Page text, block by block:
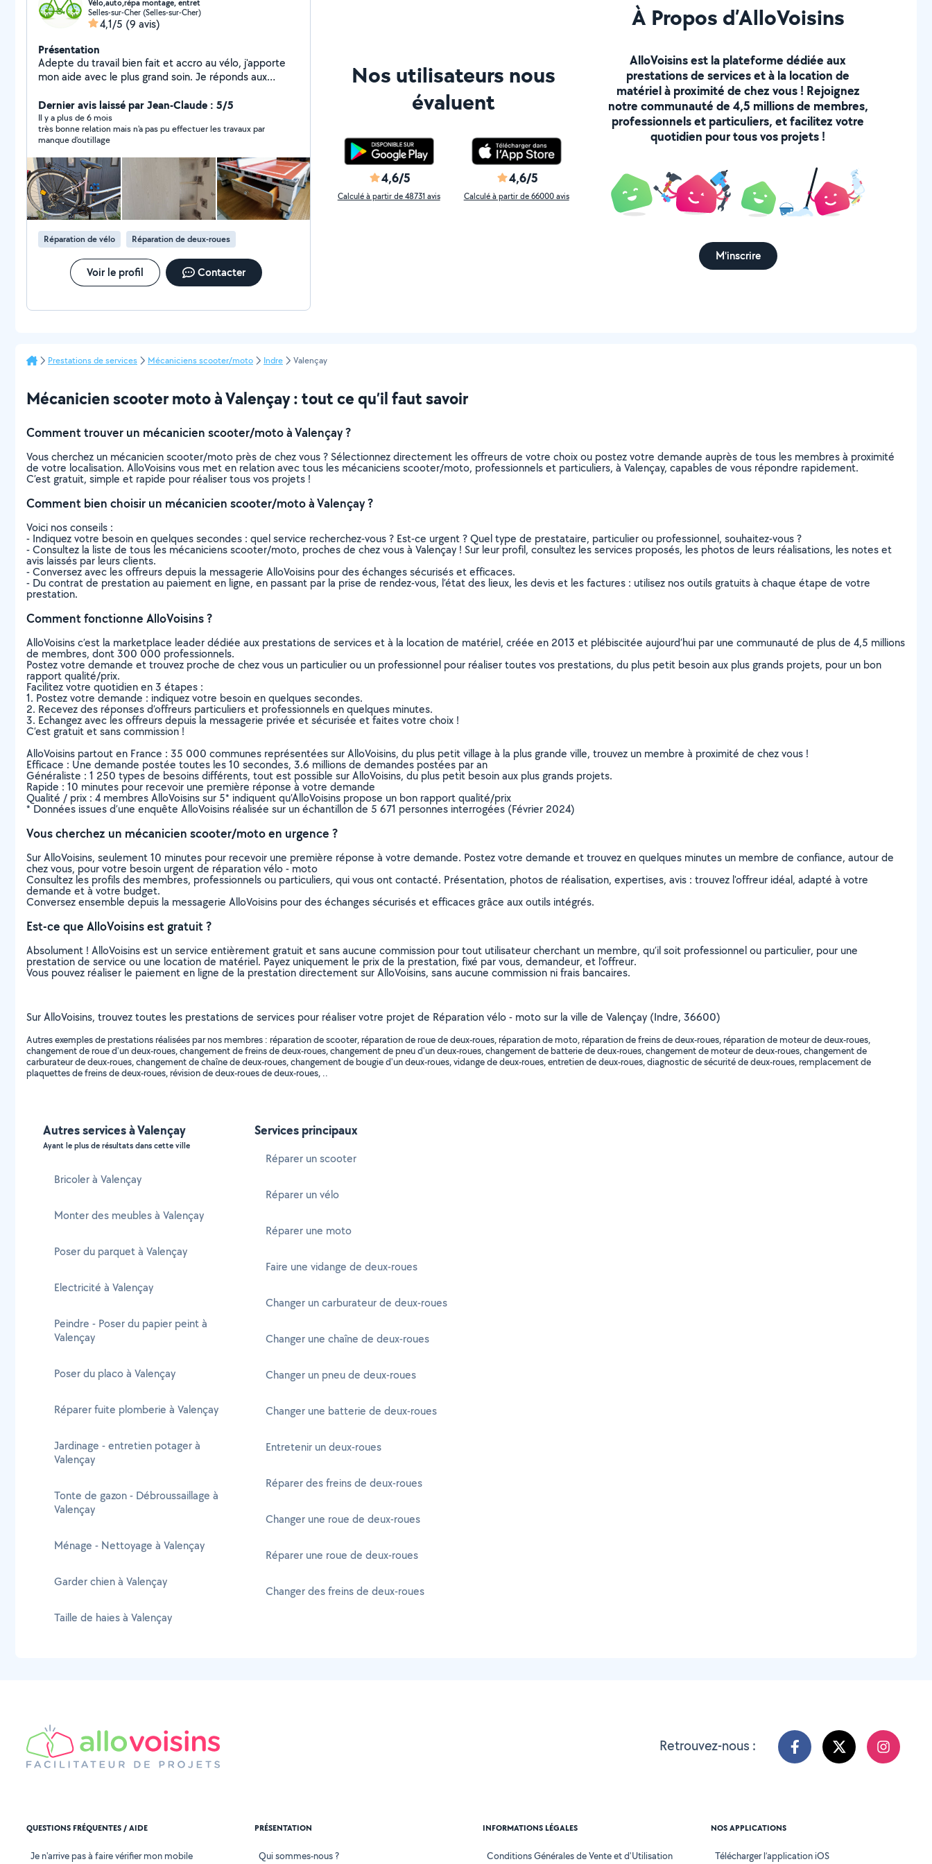
Vélo,auto,répa montage, entret
Selles-sur-Cher (Selles-sur-Cher)
4,1/5 (9 avis)
Présentation
Adepte du travail bien fait et accro au vélo, j'apporte
mon aide avec le plus grand soin. Je réponds aux
tondeuse, meuble. Disponible rapidement, n'hésitez
pas à me contacter. J'apprécie de travailler en binôme.
Dernier avis laissé par Jean-Claude : 5/5
Il y a plus de 6 mois
très bonne relation mais n'a pas pu effectuer les travaux par
manque d'outillage
Réparation de vélo Réparation de deux-roues
Voir le profil Contacter
Nos utilisateurs nous
évaluent
4,6/5
Calculé à partir de 48731 avis
4,6/5
Calculé à partir de 66000 avis
À Propos d’AlloVoisins
AlloVoisins est la plateforme dédiée aux
prestations de services et à la location de
matériel à proximité de chez vous ! Rejoignez
notre communauté de 4,5 millions de membres,
professionnels et particuliers, et facilitez votre
quotidien pour tous vos projets !
M'inscrire
Prestations de services Mécaniciens scooter/moto Indre Valençay
Mécanicien scooter moto à Valençay : tout ce qu’il faut savoir
Comment trouver un mécanicien scooter/moto à Valençay ?
Vous cherchez un mécanicien scooter/moto près de chez vous ? Sélectionnez directement les offreurs de votre choix ou postez votre demande auprès de tous les membres à proximité
de votre localisation. AlloVoisins vous met en relation avec tous les mécaniciens scooter/moto, professionnels et particuliers, à Valençay, capables de vous répondre rapidement.
C’est gratuit, simple et rapide pour réaliser tous vos projets !
Comment bien choisir un mécanicien scooter/moto à Valençay ?
Voici nos conseils :
- Indiquez votre besoin en quelques secondes : quel service recherchez-vous ? Est-ce urgent ? Quel type de prestataire, particulier ou professionnel, souhaitez-vous ?
- Consultez la liste de tous les mécaniciens scooter/moto, proches de chez vous à Valençay ! Sur leur profil, consultez les services proposés, les photos de leurs réalisations, les notes et
avis laissés par leurs clients.
- Conversez avec les offreurs depuis la messagerie AlloVoisins pour des échanges sécurisés et efficaces.
- Du contrat de prestation au paiement en ligne, en passant par la prise de rendez-vous, l’état des lieux, les devis et les factures : utilisez nos outils gratuits à chaque étape de votre
prestation.
Comment fonctionne AlloVoisins ?
AlloVoisins c’est la marketplace leader dédiée aux prestations de services et à la location de matériel, créée en 2013 et plébiscitée aujourd’hui par une communauté de plus de 4,5 millions
de membres, dont 300 000 professionnels.
Postez votre demande et trouvez proche de chez vous un particulier ou un professionnel pour réaliser toutes vos prestations, du plus petit besoin aux plus grands projets, pour un bon
rapport qualité/prix.
Facilitez votre quotidien en 3 étapes :
1. Postez votre demande : indiquez votre besoin en quelques secondes.
2. Recevez des réponses d’offreurs particuliers et professionnels en quelques minutes.
3. Echangez avec les offreurs depuis la messagerie privée et sécurisée et faites votre choix !
C’est gratuit et sans commission !
AlloVoisins partout en France : 35 000 communes représentées sur AlloVoisins, du plus petit village à la plus grande ville, trouvez un membre à proximité de chez vous !
Efficace : Une demande postée toutes les 10 secondes, 3.6 millions de demandes postées par an
Généraliste : 1 250 types de besoins différents, tout est possible sur AlloVoisins, du plus petit besoin aux plus grands projets.
Rapide : 10 minutes pour recevoir une première réponse à votre demande
Qualité / prix : 4 membres AlloVoisins sur 5* indiquent qu’AlloVoisins propose un bon rapport qualité/prix
* Données issues d’une enquête AlloVoisins réalisée sur un échantillon de 5 671 personnes interrogées (Février 2024)
Vous cherchez un mécanicien scooter/moto en urgence ?
Sur AlloVoisins, seulement 10 minutes pour recevoir une première réponse à votre demande. Postez votre demande et trouvez en quelques minutes un membre de confiance, autour de
chez vous, pour votre besoin urgent de réparation vélo - moto
Consultez les profils des membres, professionnels ou particuliers, qui vous ont contacté. Présentation, photos de réalisation, expertises, avis : trouvez l'offreur idéal, adapté à votre
demande et à votre budget.
Conversez ensemble depuis la messagerie AlloVoisins pour des échanges sécurisés et efficaces grâce aux outils intégrés.
Est-ce que AlloVoisins est gratuit ?
Absolument ! AlloVoisins est un service entièrement gratuit et sans aucune commission pour tout utilisateur cherchant un membre, qu’il soit professionnel ou particulier, pour une
prestation de service ou une location de matériel. Payez uniquement le prix de la prestation, fixé par vous, demandeur, et l’offreur.
Vous pouvez réaliser le paiement en ligne de la prestation directement sur AlloVoisins, sans aucune commission ni frais bancaires.
Sur AlloVoisins, trouvez toutes les prestations de services pour réaliser votre projet de Réparation vélo - moto sur la ville de Valençay (Indre, 36600)
Autres exemples de prestations réalisées par nos membres : réparation de scooter, réparation de roue de deux-roues, réparation de moto, réparation de freins de deux-roues, réparation de moteur de deux-roues,
changement de roue d'un deux-roues, changement de freins de deux-roues, changement de pneu d'un deux-roues, changement de batterie de deux-roues, changement de moteur de deux-roues, changement de
carburateur de deux-roues, changement de chaîne de deux-roues, changement de bougie d'un deux-roues, vidange de deux-roues, entretien de deux-roues, diagnostic de sécurité de deux-roues, remplacement de
plaquettes de freins de deux-roues, révision de deux-roues de deux-roues, ..
Autres services à Valençay
Ayant le plus de résultats dans cette ville
Bricoler à Valençay
Monter des meubles à Valençay
Poser du parquet à Valençay
Electricité à Valençay
Peindre - Poser du papier peint à
Valençay
Poser du placo à Valençay
Réparer fuite plomberie à Valençay
Jardinage - entretien potager à
Valençay
Tonte de gazon - Débroussaillage à
Valençay
Ménage - Nettoyage à Valençay
Garder chien à Valençay
Taille de haies à Valençay
Services principaux
Réparer un scooter
Réparer un vélo
Réparer une moto
Faire une vidange de deux-roues
Changer un carburateur de deux-roues
Changer une chaîne de deux-roues
Changer un pneu de deux-roues
Changer une batterie de deux-roues
Entretenir un deux-roues
Réparer des freins de deux-roues
Changer une roue de deux-roues
Réparer une roue de deux-roues
Changer des freins de deux-roues
Retrouvez-nous :
QUESTIONS FRÉQUENTES / AIDE
Je n'arrive pas à faire vérifier mon mobile
PRÉSENTATION
Qui sommes-nous ?
INFORMATIONS LÉGALES
Conditions Générales de Vente et d'Utilisation
NOS APPLICATIONS
Télécharger l’application iOS